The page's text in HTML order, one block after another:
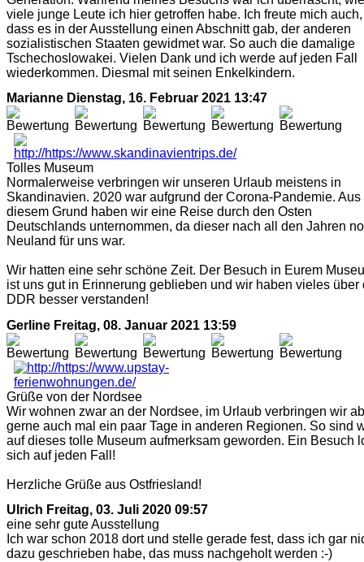
viele junge Leute ich hier getroffen habe. Ich freute mich auch,
dass es in der Ausstellung einen Abschnitt gab, der anderen
sozialistischen Staaten gewidmet war. So auch die damalige
Tschechoslowakei. Vielen Dank und ich werde auf jeden Fall
wiederkommen. Diesmal mit seinen Enkelkindern.
Marianne Dienstag, 16. Februar 2021 13:47
Tolles Museum
Normalerweise verbringen wir unseren Urlaub meistens in
Skandinavien. 2020 war aufgrund der Corona-Pandemie. Aus
diesem Grund haben wir eine Reise durch den Osten
Deutschlands unternommen, da dieser nach all den Jahren
Neuland für uns war.
Wir hatten eine sehr schöne Zeit. Der Besuch in Eurem
ist uns gut in Erinnerung geblieben und wir haben vieles über
DDR besser verstanden!
Gerline Freitag, 08. Januar 2021 13:59
Grüße von der Nordsee
Wir wohnen zwar an der Nordsee, im Urlaub verbringen wir
gerne auch mal ein paar Tage in anderen Regionen. So sind
auf dieses tolle Museum aufmerksam geworden. Ein Besuch
sich auf jeden Fall!
Herzliche Grüße aus Ostfriesland!
Ulrich Freitag, 03. Juli 2020 09:57
eine sehr gute Ausstellung
Ich war schon 2018 dort und stelle gerade fest, dass ich gar
dazu geschrieben habe, das muss nachgeholt werden :-)